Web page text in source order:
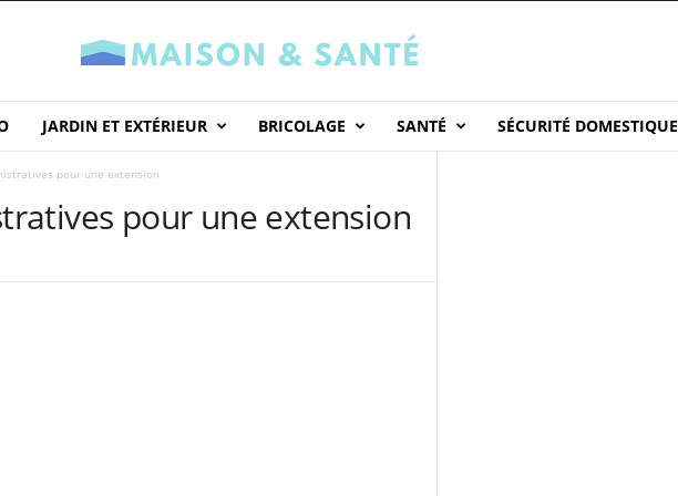
JARDIN ET EXTÉRIEUR BRICOLAGE SANTÉ SÉCURITÉ DOMESTIQUE
pour une extension
pour une extension